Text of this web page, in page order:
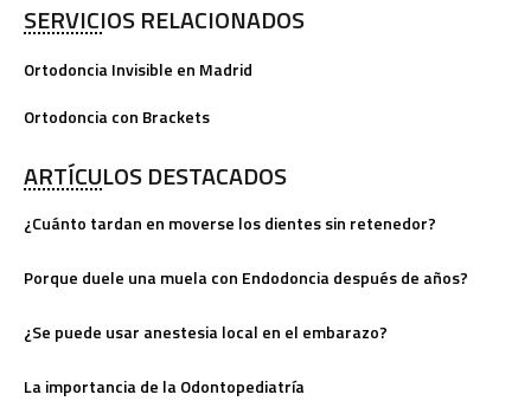
SERVICIOS RELACIONADOS
Ortodoncia Invisible en Madrid
Ortodoncia con Brackets
ARTÍCULOS DESTACADOS
¿Cuánto tardan en moverse los dientes sin retenedor?
Porque duele una muela con Endodoncia después de años?
¿Se puede usar anestesia local en el embarazo?
La importancia de la Odontopediatría